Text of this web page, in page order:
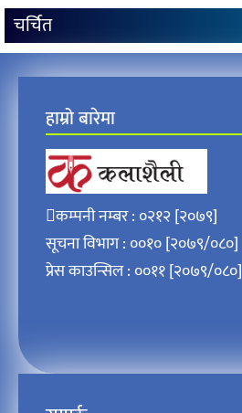
चर्चित
हाम्रो बारेमा
कम्पनी नम्बर : ०२१२ [२०७९]
सूचना विभाग : ००१० [२०७९/०८०]
प्रेस काउन्सिल : ००११ [२०७९/०८०]